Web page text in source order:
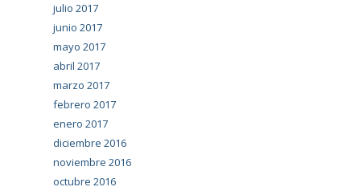
julio 2017
junio 2017
mayo 2017
abril 2017
marzo 2017
febrero 2017
enero 2017
diciembre 2016
noviembre 2016
octubre 2016